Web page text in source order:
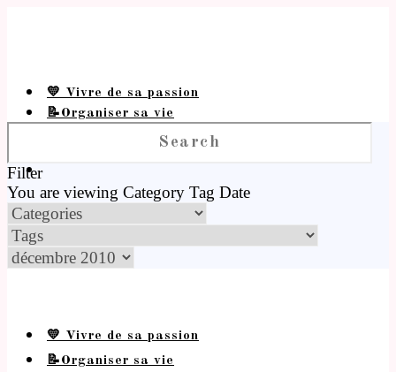
💛 Vivre de sa passion
📝Organiser sa vie
Filter
You are viewing Category Tag Date
💛 Vivre de sa passion
📝Organiser sa vie